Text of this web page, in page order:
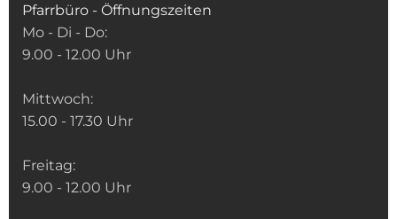
Pfarrbüro - Öffnungszeiten
Mo - Di - Do:
9.00 - 12.00 Uhr
Mittwoch:
15.00 - 17.30 Uhr
Freitag:
9.00 - 12.00 Uhr